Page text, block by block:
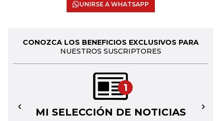
UNIRSE A WHATSAPP
CONOZCA LOS BENEFICIOS EXCLUSIVOS PARA
NUESTROS SUSCRIPTORES
1
MI SELECCIÓN DE NOTICIAS
← →